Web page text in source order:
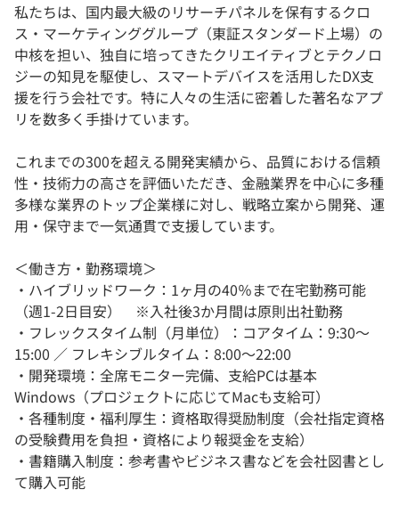
私たちは、国内最大級のリサーチパネルを保有するクロ
ス・マーケティンググループ（東証スタンダード上場）の
中核を担い、独自に培ってきたクリエイティブとテクノロ
ジーの知見を駆使し、スマートデバイスを活用したDX支
援を行う会社です。特に人々の生活に密着した著名なアプ
リを数多く手掛けています。
これまでの300を超える開発実績から、品質における信頼
性・技術力の高さを評価いただき、金融業界を中心に多種
多様な業界のトップ企業様に対し、戦略立案から開発、運
用・保守まで一気通貫で支援しています。
＜働き方・勤務環境＞
・ハイブリッドワーク：1ヶ月の40％まで在宅勤務可能
（週1-2日目安） ※入社後3か月間は原則出社勤務
・フレックスタイム制（月単位）：コアタイム：9:30〜
15:00 ／ フレキシブルタイム：8:00〜22:00
・開発環境：全席モニター完備、支給PCは基本
Windows（プロジェクトに応じてMacも支給可）
・各種制度・福利厚生：資格取得奨励制度（会社指定資格
の受験費用を負担・資格により報奨金を支給）
・書籍購入制度：参考書やビジネス書などを会社図書とし
て購入可能